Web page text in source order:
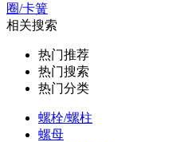
圈/卡簧
相关搜索
热门推荐
热门搜索
热门分类
螺栓/螺柱
螺母